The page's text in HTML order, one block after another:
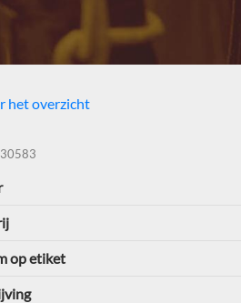
het overzicht
op etiket